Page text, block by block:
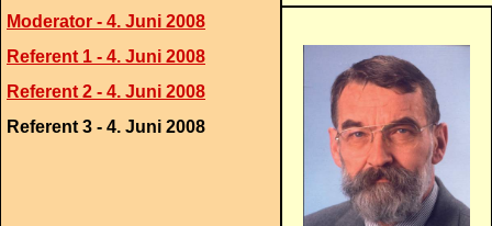
Moderator - 4. Juni 2008
Referent 1 - 4. Juni 2008
Referent 2 - 4. Juni 2008
Referent 3 - 4. Juni 2008